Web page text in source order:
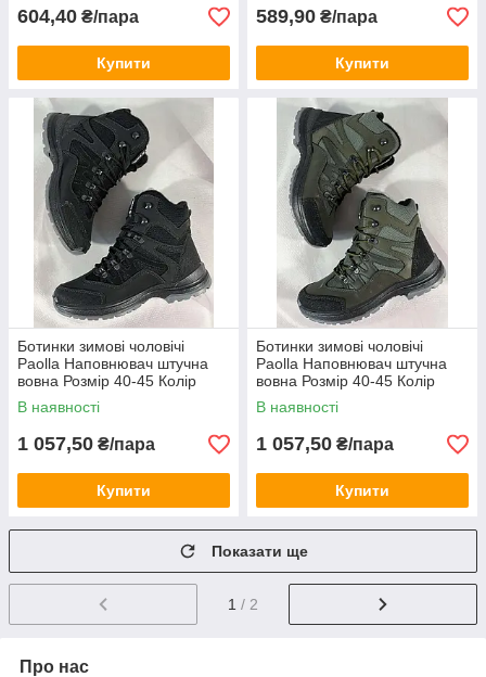
604,40 ₴/пара
Купити
589,90 ₴/пара
Купити
Ботинки зимові чоловічі
Paolla Наповнювач штучна
вовна Розмір 40-45 Колір
чорний, хакі
В наявності
1 057,50 ₴/пара
Купити
Ботинки зимові чоловічі
Paolla Наповнювач штучна
вовна Розмір 40-45 Колір
чорний, хакі
В наявності
1 057,50 ₴/пара
Купити
Показати ще
1 / 2
Про нас